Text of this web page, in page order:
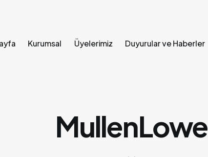
Kurumsal Üyelerimiz Duyurular ve Haberler
MullenLowe